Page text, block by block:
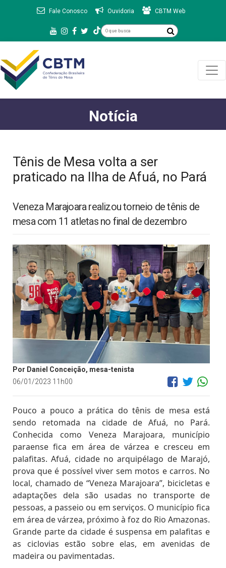
Fale Conosco Ouvidoria CBTM Web
Notícia
Tênis de Mesa volta a ser
praticado na Ilha de Afuá, no Pará
Veneza Marajoara realizou torneio de tênis de
mesa com 11 atletas no final de dezembro
Por Daniel Conceição, mesa-tenista
06/01/2023 11h00
Pouco a pouco a prática do tênis de mesa está
sendo retomada na cidade de Afuá, no Pará.
Conhecida como Veneza Marajoara, município
paraense fica em área de várzea e cresceu em
palafitas. Afuá, cidade no arquipélago de Marajó,
prova que é possível viver sem motos e carros. No
local, chamado de “Veneza Marajoara”, bicicletas e
adaptações dela são usadas no transporte de
pessoas, a passeio ou em serviços. O município fica
em área de várzea, próximo à foz do Rio Amazonas.
Grande parte da cidade é suspensa em palafitas e
as ciclovias estão sobre elas, em avenidas de
madeira ou pavimentadas.